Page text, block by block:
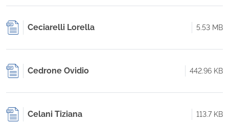
Ceciarelli Lorella 5.53 MB
Cedrone Ovidio 442.96 KB
Celani Tiziana 113.7 KB